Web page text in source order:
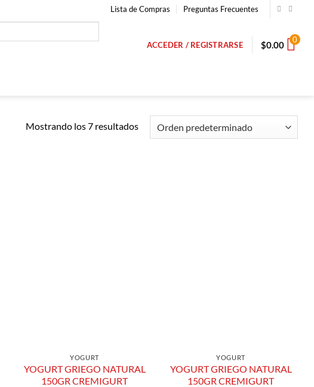
Lista de Compras Preguntas Frecuentes
ACCEDER / REGISTRARSE $0.00 0
Mostrando los 7 resultados
YOGURT
YOGURT GRIEGO NATURAL
150GR CREMIGURT
YOGURT
YOGURT GRIEGO NATURAL
150GR CREMIGURT